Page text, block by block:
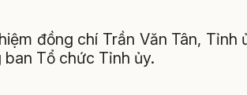
đồng chí Trần Văn Tân, Tỉnh
Tổ chức Tỉnh ủy.